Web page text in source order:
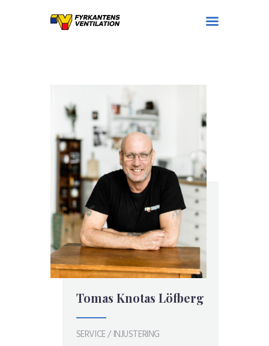
Referenser
Personal
Om företaget
Kontakt
Tomas Knotas Löfberg
SERVICE / INJUSTERING